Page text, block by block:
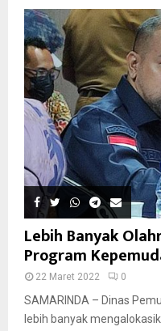
Lebih Banyak
Program
22 Maret 2022 0
SAMARINDA – Dinas
lebih banyak